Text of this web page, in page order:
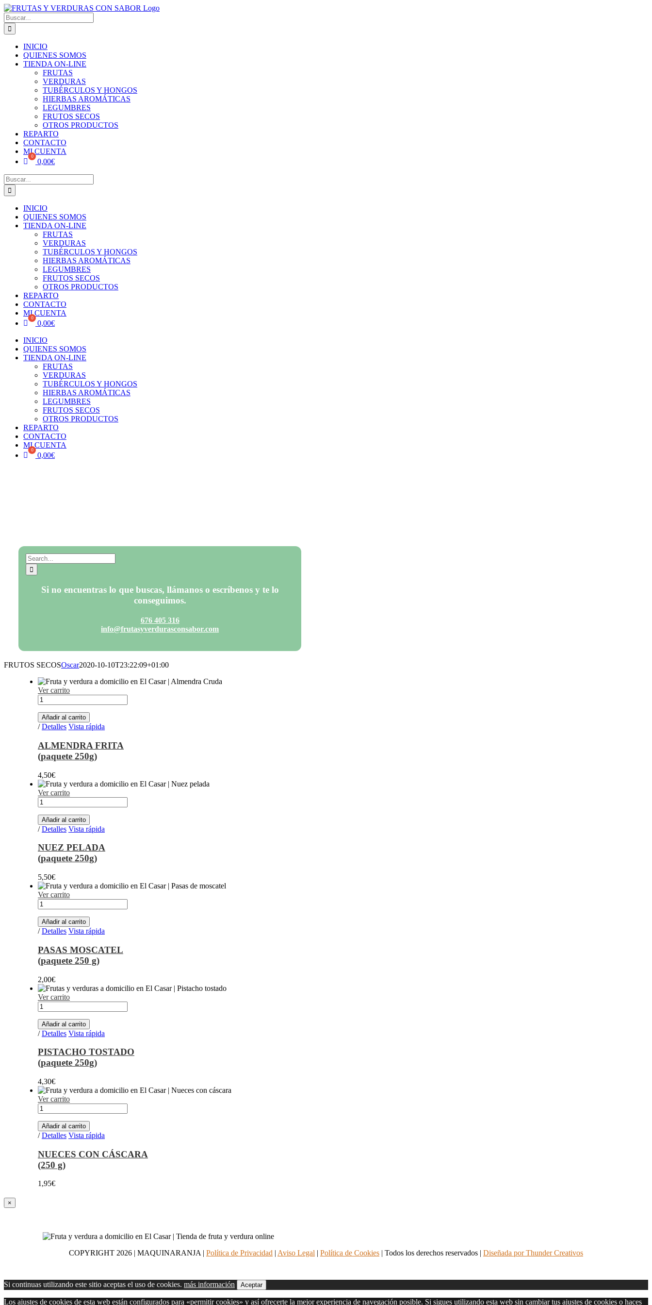
Skip
to
content
Buscar:
INICIO
QUIENES SOMOS
TIENDA ON-LINE
FRUTAS
VERDURAS
TUBÉRCULOS Y HONGOS
HIERBAS AROMÁTICAS
LEGUMBRES
FRUTOS SECOS
OTROS PRODUCTOS
REPARTO
CONTACTO
MI CUENTA
0,00€
Buscar:
INICIO
QUIENES SOMOS
TIENDA ON-LINE
FRUTAS
VERDURAS
TUBÉRCULOS Y HONGOS
HIERBAS AROMÁTICAS
LEGUMBRES
FRUTOS SECOS
OTROS PRODUCTOS
REPARTO
CONTACTO
MI CUENTA
0,00€
INICIO
QUIENES SOMOS
TIENDA ON-LINE
FRUTAS
VERDURAS
TUBÉRCULOS Y HONGOS
HIERBAS AROMÁTICAS
LEGUMBRES
FRUTOS SECOS
OTROS PRODUCTOS
REPARTO
CONTACTO
MI CUENTA
0,00€
Buscar:
Si no encuentras lo que buscas, llámanos o escríbenos y te lo
conseguimos.
676 405 316
info@frutasyverdurasconsabor.com
FRUTOS SECOSOscar2020-10-10T23:22:09+01:00
Ver carrito
ALMENDRA
FRITA(paquete
250g)
cantidad
Añadir al carrito
/ Detalles Vista rápida
ALMENDRA FRITA
(paquete 250g)
4,50€
Ver carrito
NUEZ
PELADA(paquete
250g)
cantidad
Añadir al carrito
/ Detalles Vista rápida
NUEZ PELADA
(paquete 250g)
5,50€
Ver carrito
PASAS
MOSCATEL(paquete
250
g)
Añadir al carrito
/ Detalles Vista rápida
PASAS MOSCATEL
(paquete 250 g)
2,00€
Ver carrito
PISTACHO
TOSTADO(paquete
250g)
cantidad
Añadir al carrito
/ Detalles Vista rápida
PISTACHO TOSTADO
(paquete 250g)
4,30€
Ver carrito
NUECES
CON
CÁSCARA
(250
cantidad
Añadir al carrito
/ Detalles Vista rápida
NUECES CON CÁSCARA
(250 g)
1,95€
Close
product
×
COPYRIGHT 2026 | MAQUINARANJA | Política de Privacidad | Aviso Legal | Política de Cookies | Todos los derechos reservados | Diseñada por Thunder Creativos
Si continuas utilizando este sitio aceptas el uso de cookies. más información Aceptar
Los ajustes de cookies de esta web están configurados para «permitir cookies» y así ofrecerte la mejor experiencia de navegación posible. Si sigues utilizando esta web sin cambiar tus ajustes de cookies o haces